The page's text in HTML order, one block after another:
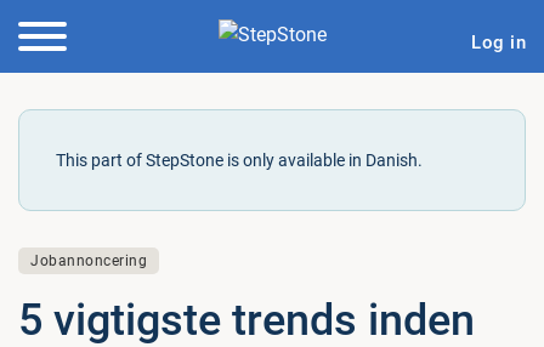
Log in
This part of StepStone is only available in Danish.
Jobannoncering
5 vigtigste trends inden